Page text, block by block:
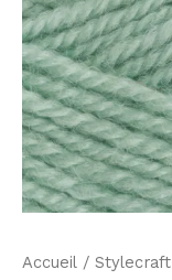
Accueil / Stylecraft